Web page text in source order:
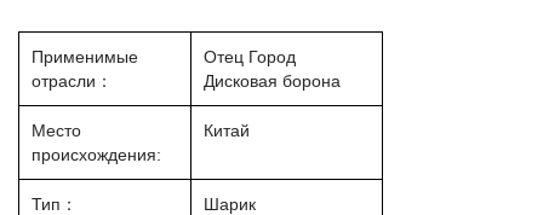
Применимые
отрасли：
Отец Город
Дисковая борона
Место
происхождения:
Китай
Тип： Шарик